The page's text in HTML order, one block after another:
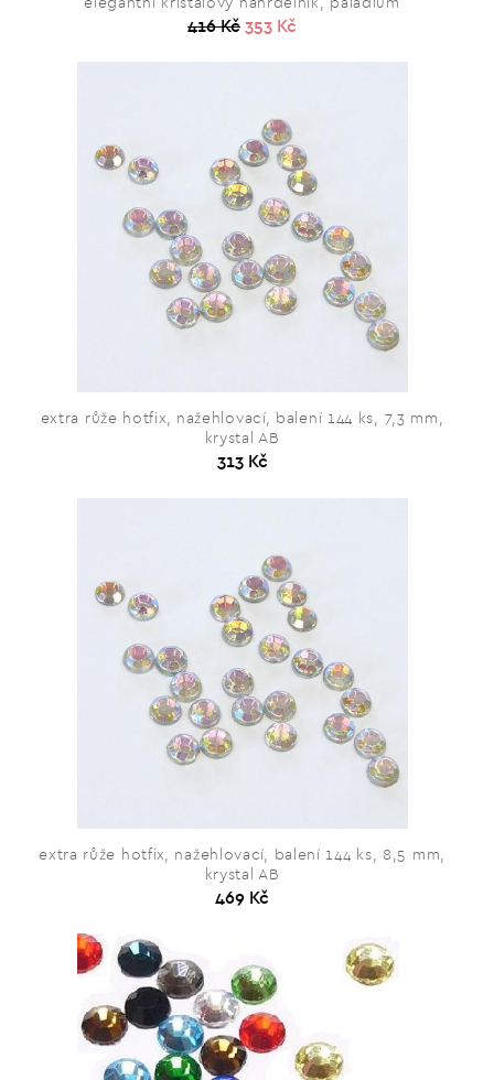
416 Kč 353 Kč
extra růže hotfix, nažehlovací, balení 144 ks, 7,3 mm,
krystal AB
313 Kč
extra růže hotfix, nažehlovací, balení 144 ks, 8,5 mm,
krystal AB
469 Kč